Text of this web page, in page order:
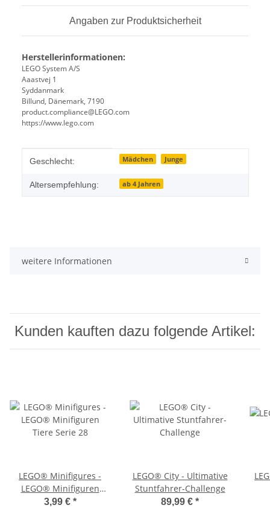
Angaben zur Produktsicherheit
Herstellerinformationen:
LEGO System A/S
Aaastvej 1
Syddanmark
Billund, Dänemark, 7190
product.compliance@LEGO.com
https://www.lego.com
Produkteigenschaft
Wert
Geschlecht: Mädchen Junge
Altersempfehlung: ab 4 Jahren
weitere Informationen
Kunden kauften dazu folgende Artikel:
LEGO® Minifigures -
LEGO® Minifiguren
Tiere Serie 28
3,99 € *
LEGO® City - Ultimative
Stuntfahrer-Challenge
89,99 € *